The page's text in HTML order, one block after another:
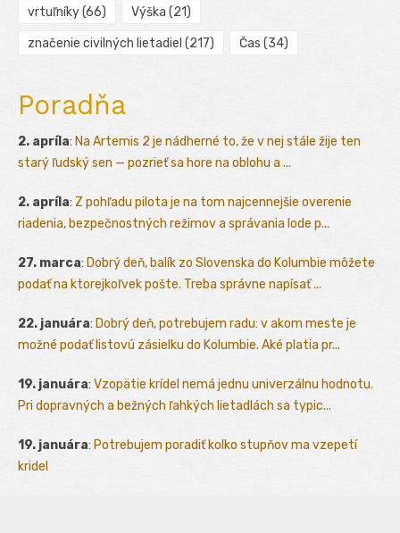
vrtuľníky(66) Výška (21)
značenie civilných lietadiel (217) Čas (34)
Poradňa
2. apríla: Na Artemis 2 je nádherné to, že v nej stále žije ten
starý ľudský sen — pozrieť sa hore na oblohu a ...
2. apríla: Z pohľadu pilota je na tom najcennejšie overenie
riadenia, bezpečnostných režimov a správania lode p...
27. marca: Dobrý deň, balík zo Slovenska do Kolumbie môžete
podať na ktorejkoľvek pošte. Treba správne napísať ...
22. januára: Dobrý deň, potrebujem radu: v akom meste je
možné podať listovú zásielku do Kolumbie. Aké platia pr...
19. januára: Vzopätie krídel nemá jednu univerzálnu hodnotu.
Pri dopravných a bežných ľahkých lietadlách sa typic...
19. januára: Potrebujem poradiť kolko stupňov ma vzepetí
kridel